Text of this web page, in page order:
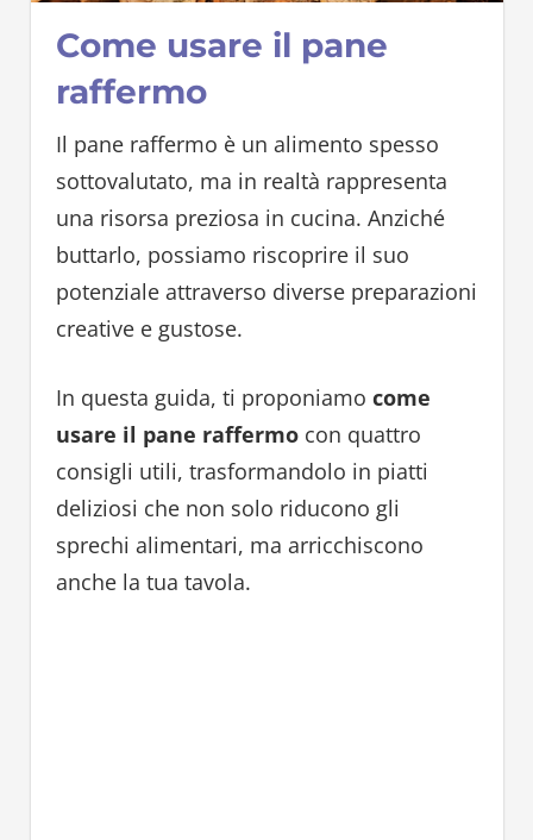
Come usare il pane
raffermo
Il pane raffermo è un alimento spesso
sottovalutato, ma in realtà rappresenta
una risorsa preziosa in cucina. Anziché
buttarlo, possiamo riscoprire il suo
potenziale attraverso diverse preparazioni
creative e gustose.
In questa guida, ti proponiamo come
usare il pane raffermocon quattro
consigli utili, trasformandolo in piatti
deliziosi che non solo riducono gli
sprechi alimentari, ma arricchiscono
anche la tua tavola.